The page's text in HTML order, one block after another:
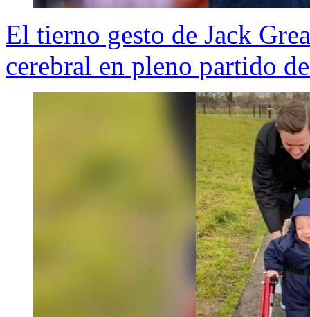
El tierno gesto de Jack
cerebral en pleno partido